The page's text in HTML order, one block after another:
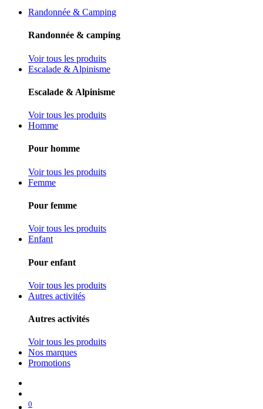
Randonnée & Camping
Randonnée & camping
Voir tous les produits
Escalade & Alpinisme
Escalade & Alpinisme
Voir tous les produits
Homme
Pour homme
Voir tous les produits
Femme
Pour femme
Voir tous les produits
Enfant
Pour enfant
Voir tous les produits
Autres activités
Autres activités
Voir tous les produits
Nos marques
Promotions
0